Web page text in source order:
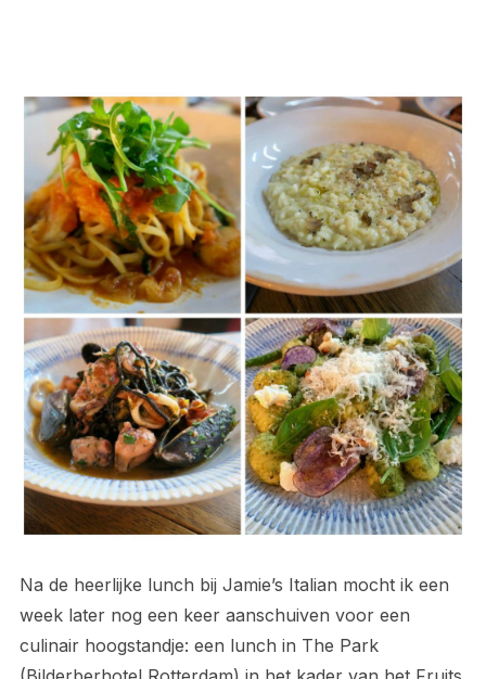
Na de heerlijke lunch bij Jamie’s Italian mocht ik een
week later nog een keer aanschuiven voor een
culinair hoogstandje: een lunch in The Park